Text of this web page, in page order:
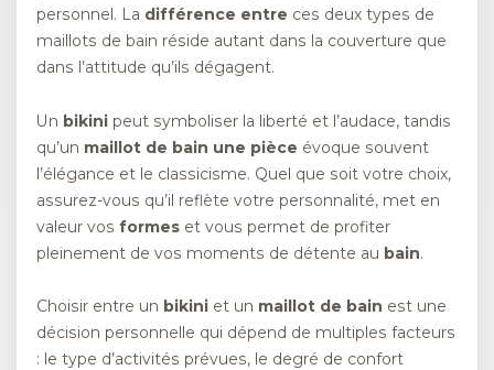
personnel. La différence entre ces deux types de
maillots de bain réside autant dans la couverture que
dans l’attitude qu’ils dégagent.
Un bikini peut symboliser la liberté et l’audace, tandis
qu’un maillot de bain une pièce évoque souvent
l’élégance et le classicisme. Quel que soit votre choix,
assurez-vous qu’il reflète votre personnalité, met en
valeur vos formes et vous permet de profiter
pleinement de vos moments de détente au bain.
Choisir entre un bikini et un maillot de bain est une
décision personnelle qui dépend de multiples facteurs
: le type d’activités prévues, le degré de confort